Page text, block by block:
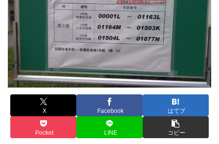
X Facebook はてブ
Pocket LINE コピー